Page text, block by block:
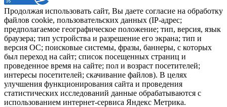
Продолжая использовать сайт, Вы даете согласие на обработку
файлов cookie, пользовательских данных (IP-адрес;
предполагаемое географическое положение; тип, версия, язык
браузера; тип устройства и разрешение его экрана; тип и
версия ОС; поисковые системы, фразы, баннеры, с которых
был переход на сайт; список посещенных страниц и
проведенное время на сайте; пол и возраст посетителей;
интересы посетителей; скачивание файлов). В целях
улучшения функционирования сайта и проведения
статистических исследований данные обрабатываются с
использованием интернет-сервиса Яндекс Метрика.